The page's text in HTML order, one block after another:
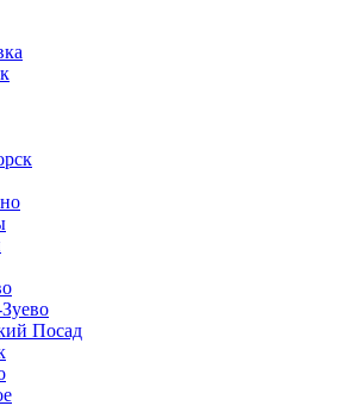
Посад